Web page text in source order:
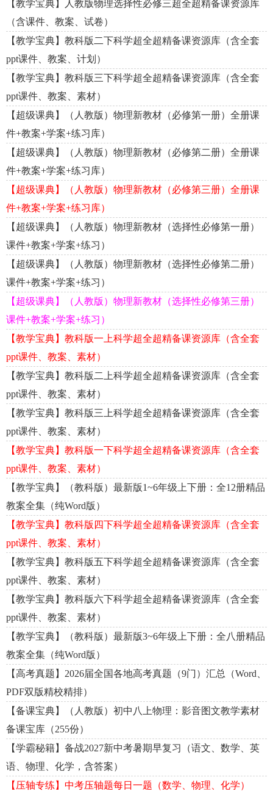
【教学宝典】人教版物理选择性必修三超全超精备课资源库
（含课件、教案、试卷）
【教学宝典】教科版二下科学超全超精备课资源库（含全套
ppt课件、教案、计划）
【教学宝典】教科版三下科学超全超精备课资源库（含全套
ppt课件、教案、素材）
【超级课典】（人教版）物理新教材（必修第一册）全册课
件+教案+学案+练习库）
【超级课典】（人教版）物理新教材（必修第二册）全册课
件+教案+学案+练习库）
【超级课典】（人教版）物理新教材（必修第三册）全册课
件+教案+学案+练习库）
【超级课典】（人教版）物理新教材（选择性必修第一册）
课件+教案+学案+练习）
【超级课典】（人教版）物理新教材（选择性必修第二册）
课件+教案+学案+练习）
【超级课典】（人教版）物理新教材（选择性必修第三册）
课件+教案+学案+练习）
【教学宝典】教科版一上科学超全超精备课资源库（含全套
ppt课件、教案、素材）
【教学宝典】教科版二上科学超全超精备课资源库（含全套
ppt课件、教案、素材）
【教学宝典】教科版三上科学超全超精备课资源库（含全套
ppt课件、教案、素材）
【教学宝典】教科版一下科学超全超精备课资源库（含全套
ppt课件、教案、素材）
【教学宝典】（教科版）最新版1~6年级上下册：全12册精品
教案全集（纯Word版）
【教学宝典】教科版四下科学超全超精备课资源库（含全套
ppt课件、教案、素材）
【教学宝典】教科版五下科学超全超精备课资源库（含全套
ppt课件、教案、素材）
【教学宝典】教科版六下科学超全超精备课资源库（含全套
ppt课件、教案、素材）
【教学宝典】（教科版）最新版3~6年级上下册：全八册精品
教案全集（纯Word版）
【高考真题】2026届全国各地高考真题（9门）汇总（Word、
PDF双版精校精排）
【备课宝典】（人教版）初中八上物理：影音图文教学素材
备课宝库（255份）
【学霸秘籍】备战2027新中考暑期早复习（语文、数学、英
语、物理、化学，含答案）
【压轴专练】中考压轴题每日一题（数学、物理、化学）